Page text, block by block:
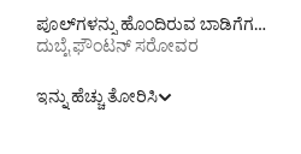
ಪೂಲ್‍ಗಳನ್ನು ಹೊಂದಿರುವ ಬಾಡಿಗೆಗಳು
ದುಬೈ ಫೌಂಟನ್ ಸರೋವರ
ಇನ್ನು ಹೆಚ್ಚು ತೋರಿಸಿ